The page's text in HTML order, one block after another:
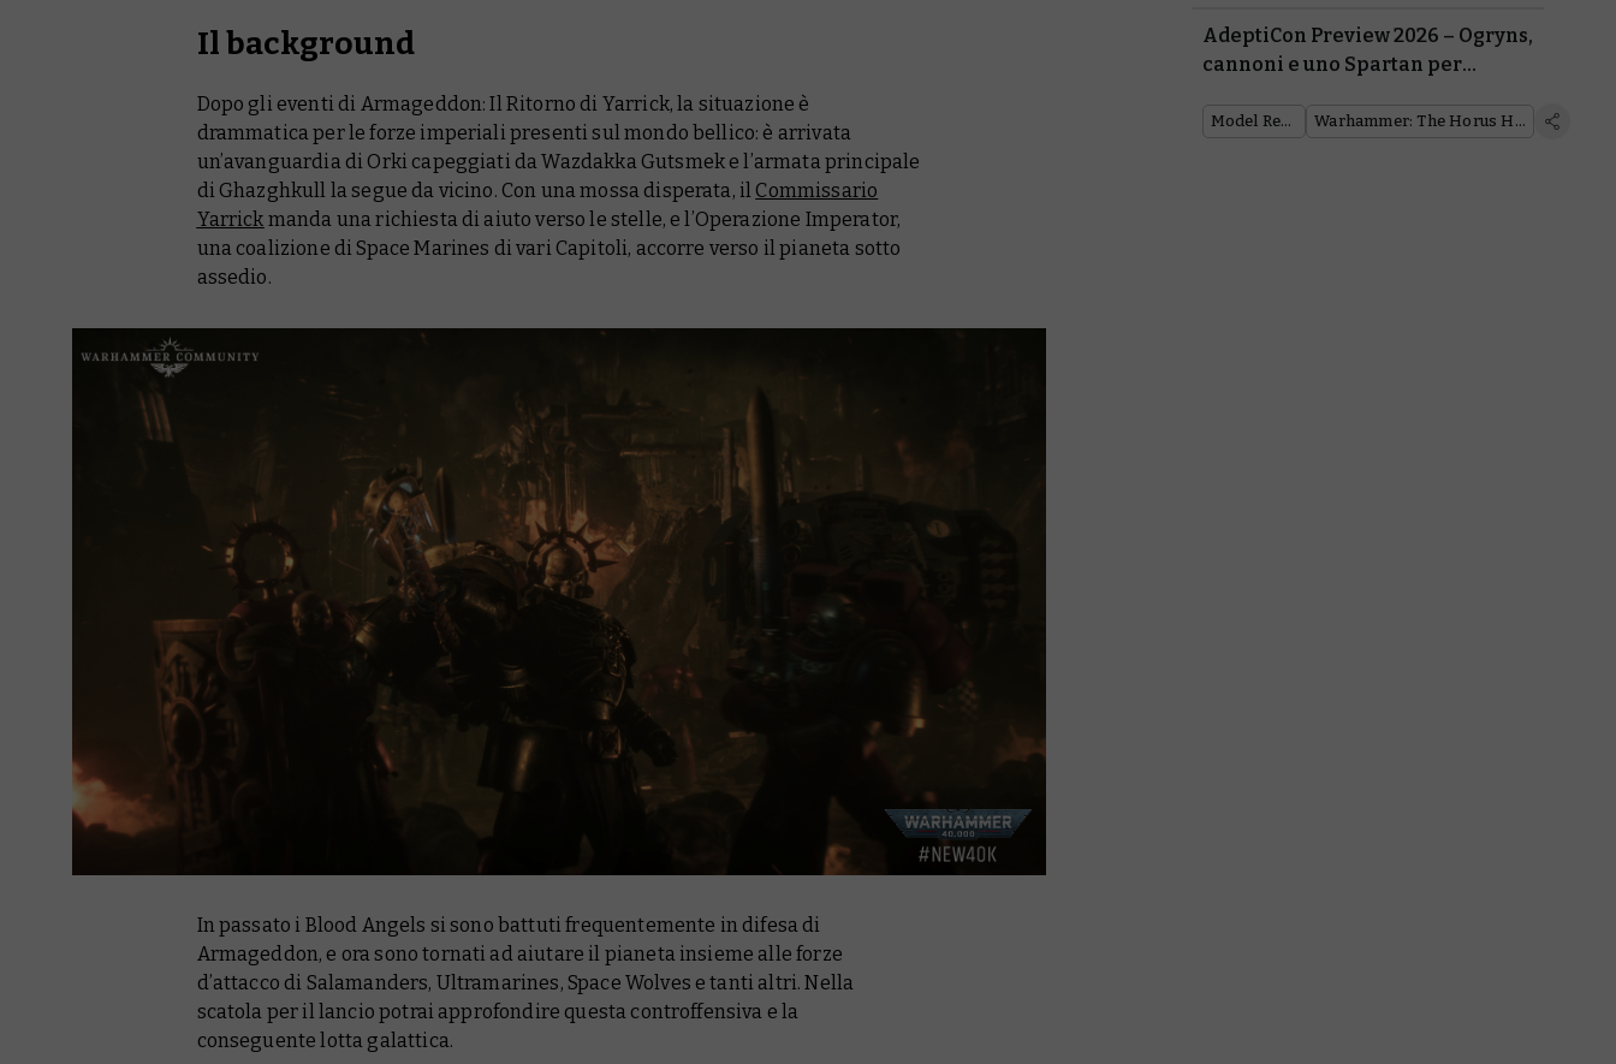
Il background
Dopo gli eventi di Armageddon: Il Ritorno di Yarrick, la situazione è
drammatica per le forze imperiali presenti sul mondo bellico: è arrivata
un’avanguardia di Orki capeggiati da Wazdakka Gutsmek e l’armata principale
di Ghazghkull la segue da vicino. Con una mossa disperata, il Commissario
Yarrick manda una richiesta di aiuto verso le stelle, e l’Operazione Imperator,
una coalizione di Space Marines di vari Capitoli, accorre verso il pianeta sotto
assedio.
In passato i Blood Angels si sono battuti frequentemente in difesa di
Armageddon, e ora sono tornati ad aiutare il pianeta insieme alle forze
d’attacco di Salamanders, Ultramarines, Space Wolves e tanti altri. Nella
scatola per il lancio potrai approfondire questa controffensiva e la
conseguente lotta galattica.
AdeptiCon Preview 2026 – Ogryns,
cannoni e uno Spartan per
Model Reveal Warhammer: The Horus Heresy